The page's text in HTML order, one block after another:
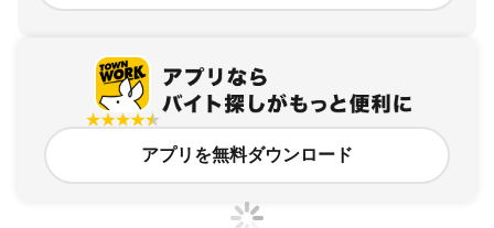
アプリを無料ダウンロード